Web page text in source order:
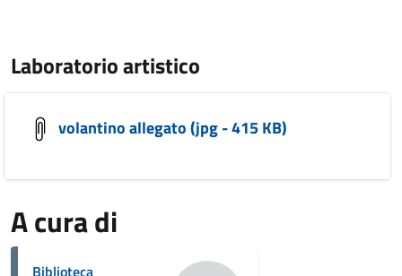
Laboratorio artistico
volantino allegato (jpg - 415 KB)
A cura di
Biblioteca